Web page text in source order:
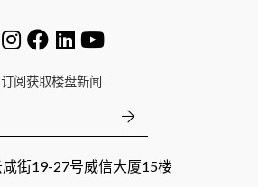
订阅获取楼盘新闻
街19-27号威信大厦15楼